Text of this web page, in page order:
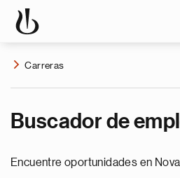
Carreras
Buscador de
Encuentre oportunidades en